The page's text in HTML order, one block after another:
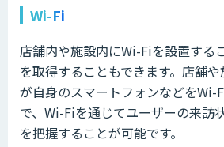
Wi-Fi
店舗内や施設内にWi-Fiを設置する
を取得することもできます。店舗
が自身のスマートフォンなどをWi-
で、Wi-Fiを通じてユーザーの来訪
を把握することが可能です。